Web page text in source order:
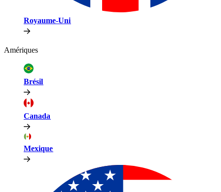
Royaume-Uni​​
Amériques​​
Brésil​​
Canada​​
Mexique​​